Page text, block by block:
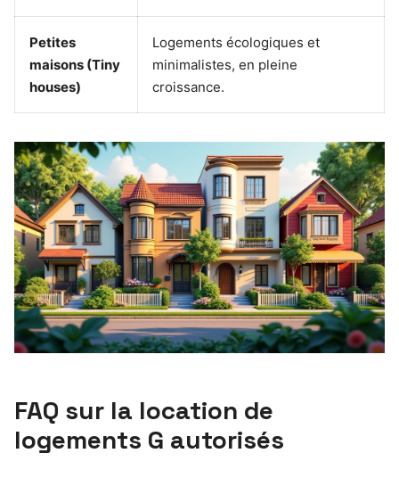
Petites
maisons (Tiny
houses)
Logements écologiques et
minimalistes, en pleine
croissance.
FAQ sur la location de
logements G autorisés